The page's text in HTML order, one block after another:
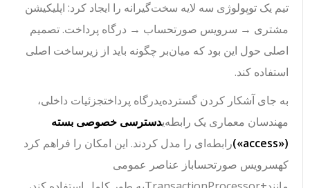
تیم یک توپولوژی سه لایه سخت‌گیرانه را ایجاد کرد:اپلیکیشن
مشتری→سرویس صورتحساب→درگاه پرداخت. تصمیم
اصلی حول این بود که میان‌بر چگونه باید از زیرساخت اصلی
استفاده کند.
به جای آشکار کردن گسترده‌یدرگاه پرداختجزئیات داخلی،
مهندسان معماری یک رابطه‌یدسترسی خصوصی بسته
«access»
)رابطه‌ای را مدل کردند. این امکان را فراهم کرد
کهسرویس صورتحساباز عناصر عمومی